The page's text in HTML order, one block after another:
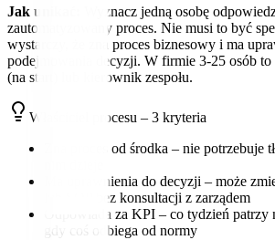
Jak unikać:
Wyznacz jedną osobę
zautomatyzowany proces. Nie musi to być
wystarczy, że zna proces biznesowy i ma
podejmowania decyzji. W firmie 3-25 osób to
(na start) lub kierownik zespołu.
Właściciel procesu – 3 kryteria
Zna proces od środka – nie potrzebuje
Ma uprawnienia do decyzji – może
lub SOP bez konsultacji z zarządem
Odpowiada za KPI – co tydzień patrzy
gdy coś odbiega od normy